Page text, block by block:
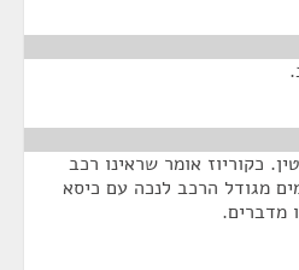
כקוריוז אומר שראינו רכב
מגודל הרכב לנכה עם כיסא
מדברים.